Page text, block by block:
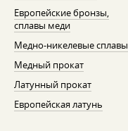
Европейские бронзы,
сплавы меди
Медно-никелевые сплавы
Медный прокат
Латунный прокат
Европейская латунь